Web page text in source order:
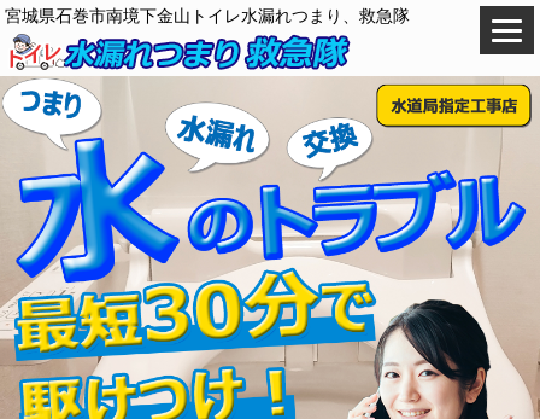
宮城県石巻市南境下金山トイレ水漏れつまり、救急隊